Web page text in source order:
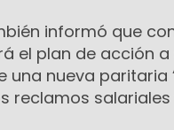
informó que
el plan de acción
una nueva
reclamos